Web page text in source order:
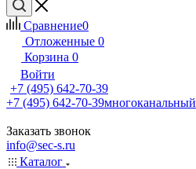
Сравнение0
Отложенные 0
Корзина 0
Войти
+7 (495) 642-70-39
+7 (495) 642-70-39многоканальный
Заказать звонок
info@sec-s.ru
Каталог